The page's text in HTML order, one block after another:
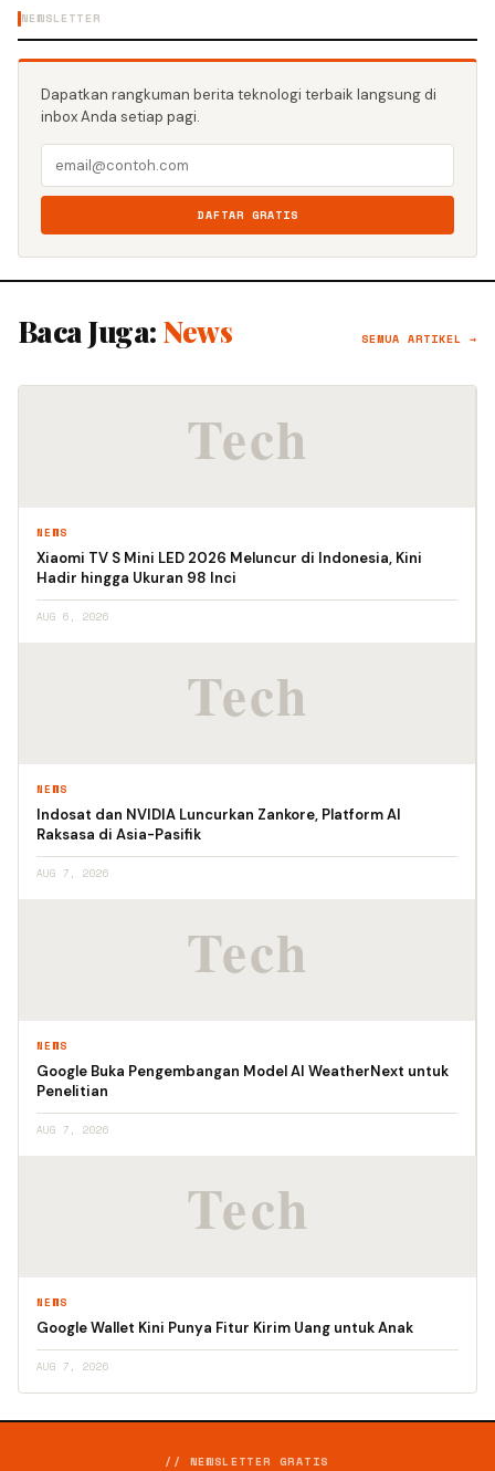
NEWSLETTER
Dapatkan rangkuman berita teknologi terbaik langsung di
inbox Anda setiap pagi.
DAFTAR GRATIS
Baca Juga: News SEMUA ARTIKEL →
NEWS
Xiaomi TV S Mini LED 2026 Meluncur di Indonesia, Kini
Hadir hingga Ukuran 98 Inci
AUG 6, 2026
NEWS
Indosat dan NVIDIA Luncurkan Zankore, Platform AI
Raksasa di Asia-Pasifik
AUG 7, 2026
NEWS
Google Buka Pengembangan Model AI WeatherNext untuk
Penelitian
AUG 7, 2026
NEWS
Google Wallet Kini Punya Fitur Kirim Uang untuk Anak
AUG 7, 2026
// NEWSLETTER GRATIS